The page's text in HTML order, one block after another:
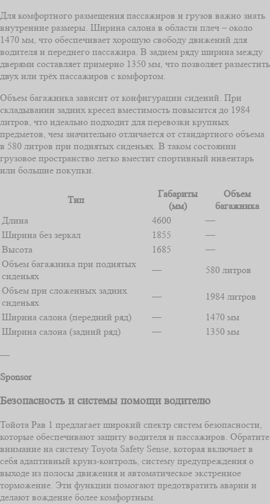
Для комфортного размещения пассажиров и грузов важно знать
внутренние размеры. Ширина салона в области плеч – около
1470 мм, что обеспечивает хорошую свободу движений для
водителя и переднего пассажира. В заднем ряду ширина между
дверями составляет примерно 1350 мм, что позволяет разместить
двух или трёх пассажиров с комфортом.
Объем багажника зависит от конфигурации сидений. При
складывании задних кресел вместимость повысится до 1984
литров, что идеально подходит для перевозки крупных
предметов, чем значительно отличается от стандартного объема
в 580 литров при поднятых сиденьях. В таком состоянии
грузовое пространство легко вместит спортивный инвентарь
или большие покупки.
Тип
Габариты
(мм)
Объем
багажника
Длина
4600
—
Ширина без зеркал
1855
—
Высота
1685
—
Объем багажника при поднятых
сиденьях
—
580 литров
Объем при сложенных задних
сиденьях
—
1984 литров
Ширина салона (передний ряд)
—
1470 мм
Ширина салона (задний ряд)
— 1350 мм
—
Sponsor
Безопасность и системы помощи водителю
Тойота Рав 1 предлагает широкий спектр систем безопасности,
которые обеспечивают защиту водителя и пассажиров. Обратите
внимание на систему Toyota Safety Sense, которая включает в
себя адаптивный круиз-контроль, систему предупреждения о
выходе из полосы движения и автоматическое экстренное
торможение. Эти функции помогают предотвратить аварии и
делают вождение более комфортным.